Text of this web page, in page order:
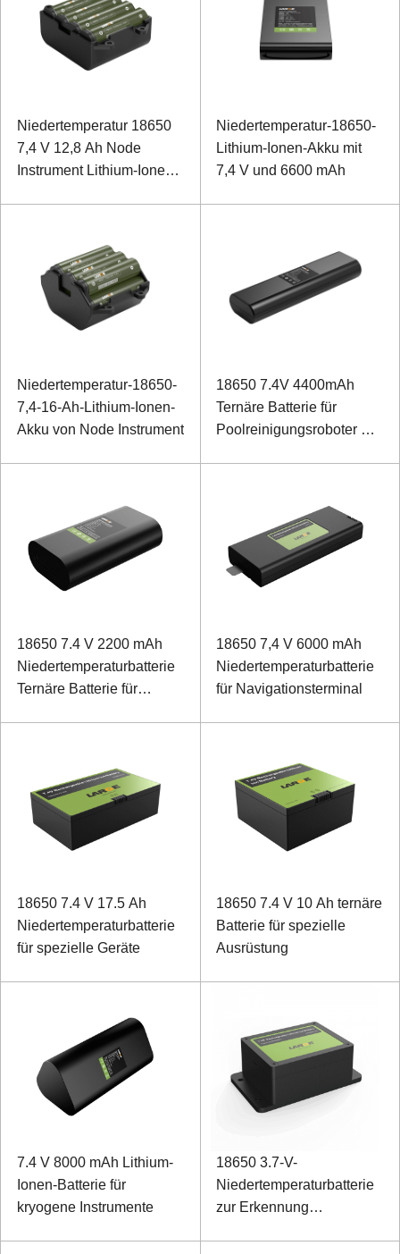
Niedertemperatur 18650
7,4 V 12,8 Ah Node
Instrument Lithium-Ionen-
Niedertemperatur-18650-
Lithium-Ionen-Akku mit
7,4 V und 6600 mAh
Niedertemperatur-18650-
7,4-16-Ah-Lithium-Ionen-
Akku von Node Instrument
18650 7.4V 4400mAh
Ternäre Batterie für
Poolreinigungsroboter mit
18650 7.4 V 2200 mAh
Niedertemperaturbatterie
Ternäre Batterie für
18650 7,4 V 6000 mAh
Niedertemperaturbatterie
für Navigationsterminal
18650 7.4 V 17.5 Ah
Niedertemperaturbatterie
für spezielle Geräte
18650 7.4 V 10 Ah ternäre
Batterie für spezielle
Ausrüstung
7.4 V 8000 mAh Lithium-
Ionen-Batterie für
kryogene Instrumente
18650 3.7-V-
Niedertemperaturbatterie
zur Erkennung